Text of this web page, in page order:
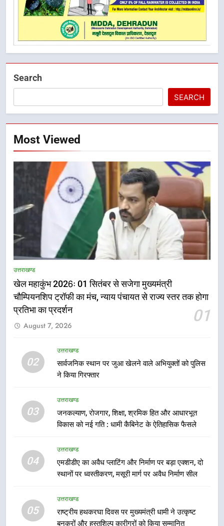
Search
SEARCH
Most Viewed
उत्तराखण्ड
खेल महाकुंभ 2026ः 01 सितंबर से सजेगा मुख्यमंत्री
चौम्पियनशिप ट्रॉफी का मंच, न्याय पंचायत से राज्य स्तर तक होगा
प्रतिभा का प्रदर्शन
01
August 7, 2026
02
उत्तराखण्ड
सार्वजनिक स्थान पर जुआ खेलने वाले अभियुक्तों को पुलिस
ने किया गिरफ्तार
03
उत्तराखण्ड
जनकल्याण, रोजगार, शिक्षा, श्रमिक हित और आधारभूत
विकास को नई गति : धामी कैबिनेट के ऐतिहासिक फैसले
04
उत्तराखण्ड
एमडीडीए का अवैध प्लाटिंग और निर्माण पर बड़ा एक्शन, दो
स्थानों पर ध्वस्तीकरण, मसूरी मार्ग पर अवैध निर्माण सील
05
उत्तराखण्ड
राष्ट्रीय हथकरघा दिवस पर मुख्यमंत्री धामी ने उत्कृष्ट
बुनकरों और हस्तशिल्प कारीगरों को किया सम्मानित
राष्ट्रीय हथकरघा दिवस पर मुख्यमंत्री
कारीगरों को किया सम्मानित
उत्तराखण्ड
6
वाले महीनों में हजारों पदों पर की जाएगी
भर्ती
उत्तराखण्ड
दिल्ली-देहरादून आर्थिक कॉरिडोर से जुड़ी
12 किमी ग्रीनफील्ड बाईपास परियोजना
निर्देश, सुरक्षा मानकों से कोई समझौता
नहींः डीएम
1
खेल महाकुंभ 2026ः 01 सितंबर से सजेगा